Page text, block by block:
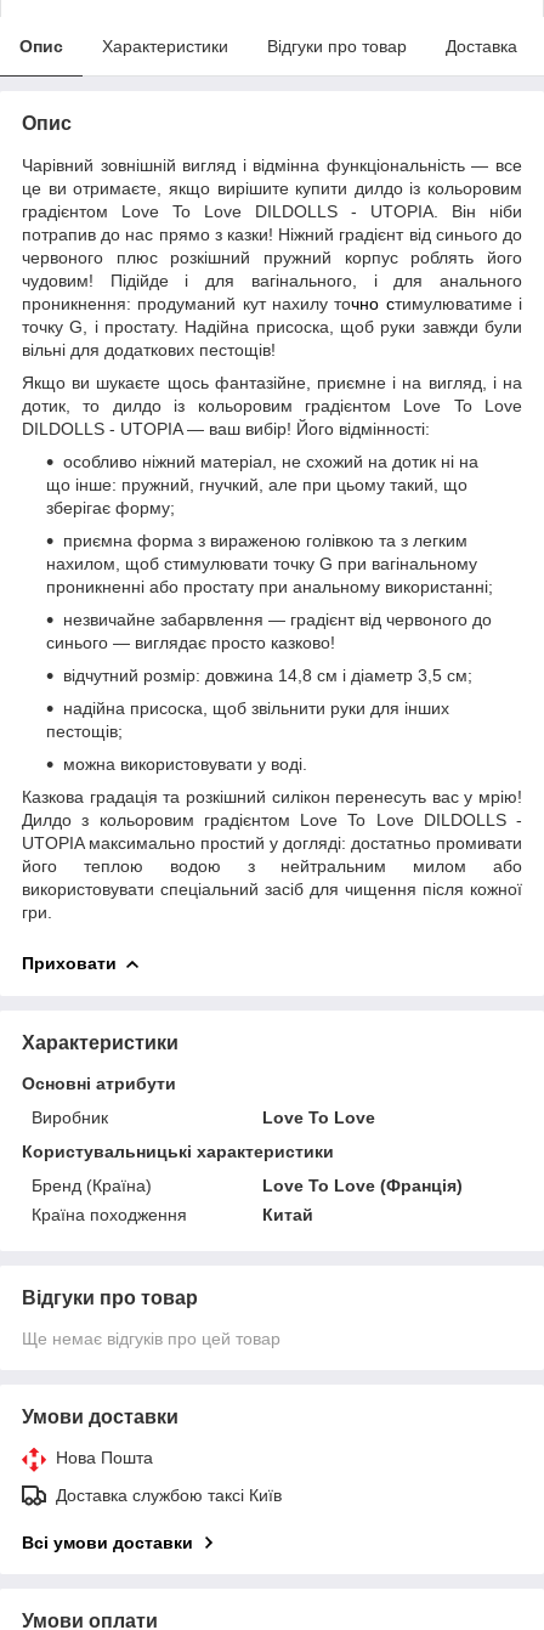
Опис Характеристики Відгуки про товар Доставка
Опис
Чарівний зовнішній вигляд і відмінна функціональність — все
це ви отримаєте, якщо вирішите купити дилдо із кольоровим
градієнтом Love To Love DILDOLLS - UTOPIA. Він ніби
потрапив до нас прямо з казки! Ніжний градієнт від синього до
червоного плюс розкішний пружний корпус роблять його
чудовим! Підійде і для вагінального, і для анального
проникнення: продуманий кут нахилу точно стимулюватиме і
точку G, і простату. Надійна присоска, щоб руки завжди були
вільні для додаткових пестощів!
Якщо ви шукаєте щось фантазійне, приємне і на вигляд, і на
дотик, то дилдо із кольоровим градієнтом Love To Love
DILDOLLS - UTOPIA — ваш вибір! Його відмінності:
особливо ніжний матеріал, не схожий на дотик ні на
що інше: пружний, гнучкий, але при цьому такий, що
зберігає форму;
приємна форма з вираженою голівкою та з легким
нахилом, щоб стимулювати точку G при вагінальному
проникненні або простату при анальному використанні;
незвичайне забарвлення — градієнт від червоного до
синього — виглядає просто казково!
відчутний розмір: довжина 14,8 см і діаметр 3,5 см;
надійна присоска, щоб звільнити руки для інших
пестощів;
можна використовувати у воді.
Казкова градація та розкішний силікон перенесуть вас у мрію!
Дилдо з кольоровим градієнтом Love To Love DILDOLLS -
UTOPIA максимально простий у догляді: достатньо промивати
його теплою водою з нейтральним милом або
використовувати спеціальний засіб для чищення після кожної
гри.
Приховати
Характеристики
Основні атрибути
Виробник
Love To Love
Користувальницькі характеристики
Бренд (Країна)
Love To Love (Франція)
Країна походження
Китай
Відгуки про товар
Ще немає відгуків про цей товар
Умови доставки
Нова Пошта
Доставка службою таксі Київ
Всі умови доставки
Умови оплати